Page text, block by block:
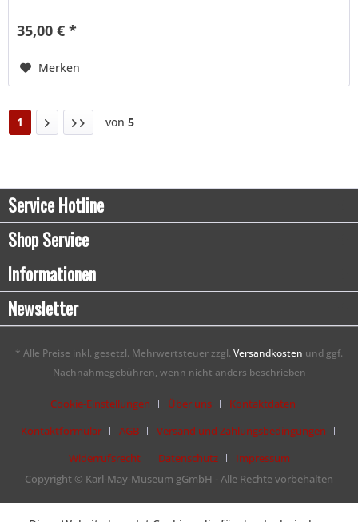
35,00 € *
Merken
1 von 5
Service Hotline
Shop Service
Informationen
Newsletter
* Alle Preise inkl. gesetzl. Mehrwertsteuer zzgl. Versandkosten und ggf.
Nachnahmegebühren, wenn nicht anders beschrieben
Cookie-Einstellungen Über uns
Kontaktdaten
Kontaktformular
AGB
Versand und Zahlungsbedingungen
Widerrufsrecht
Datenschutz
Impressum
Copyright © Karl-May-Museum gGmbH - Alle Rechte vorbehalten